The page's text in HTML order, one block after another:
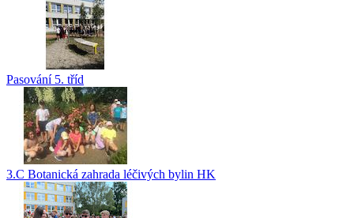
Pasování 5. tříd
3.C Botanická zahrada léčivých bylin HK